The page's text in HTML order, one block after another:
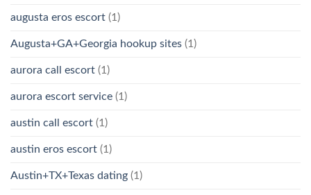
augusta eros escort (1)
Augusta+GA+Georgia hookup sites (1)
aurora call escort (1)
aurora escort service (1)
austin call escort (1)
austin eros escort (1)
Austin+TX+Texas dating (1)